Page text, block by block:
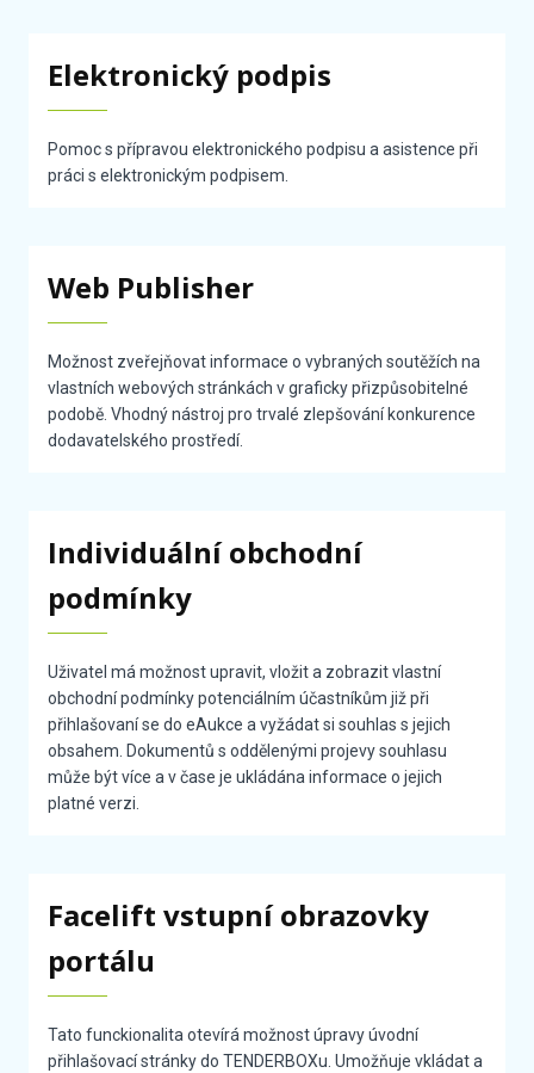
Elektronický podpis
Pomoc s přípravou elektronického podpisu a asistence při
práci s elektronickým podpisem.
Web Publisher
Možnost zveřejňovat informace o vybraných soutěžích na
vlastních webových stránkách v graficky přizpůsobitelné
podobě. Vhodný nástroj pro trvalé zlepšování konkurence
dodavatelského prostředí.
Individuální obchodní
podmínky
Uživatel má možnost upravit, vložit a zobrazit vlastní
obchodní podmínky potenciálním účastníkům již při
přihlašovaní se do eAukce a vyžádat si souhlas s jejich
obsahem. Dokumentů s oddělenými projevy souhlasu
může být více a v čase je ukládána informace o jejich
platné verzi.
Facelift vstupní obrazovky
portálu
Tato funckionalita otevírá možnost úpravy úvodní
přihlašovací stránky do TENDERBOXu. Umožňuje vkládat a